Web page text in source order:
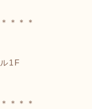
＊＊＊
1F
＊＊＊